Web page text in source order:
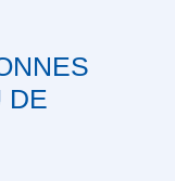
SOURCE -